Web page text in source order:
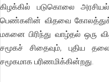
கிழக்கில் படுகொலை
பெண்களின் விதவை
மகனை பிரிந்து வாழ்தல் ஒரு
சமூகச் சிதைவும், புதிய
சமூகமாக பரிணமிக்கின்றது.